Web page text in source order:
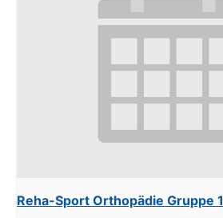
Reha-Sport Orthopädie Gruppe 1